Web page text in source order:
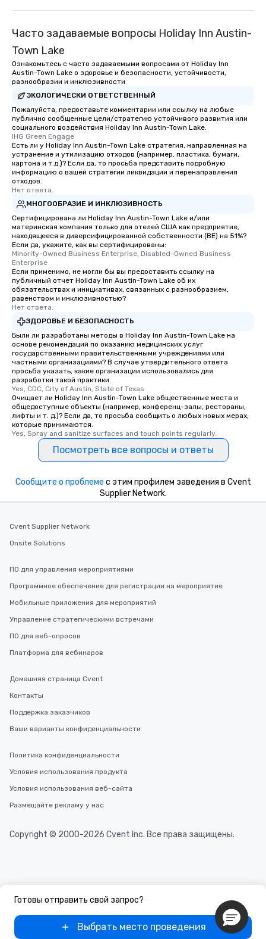
Часто задаваемые вопросы Holiday Inn Austin-
Town Lake
Ознакомьтесь с часто задаваемыми вопросами от Holiday Inn
Austin-Town Lake о здоровье и безопасности, устойчивости,
разнообразии и инклюзивности
ЭКОЛОГИЧЕСКИ ОТВЕТСТВЕННЫЙ
Пожалуйста, предоставьте комментарии или ссылку на любые
публично сообщенные цели/стратегию устойчивого развития или
социального воздействия Holiday Inn Austin-Town Lake.
IHG Green Engage
Есть ли у Holiday Inn Austin-Town Lake стратегия, направленная на
устранение и утилизацию отходов (например, пластика, бумаги,
картона и т.д.)? Если да, то просьба представить подробную
информацию о вашей стратегии ликвидации и перенаправления
отходов.
Нет ответа.
МНОГООБРАЗИЕ И ИНКЛЮЗИВНОСТЬ
Сертифицирована ли Holiday Inn Austin-Town Lake и/или
материнская компания только для отелей США как предприятие,
находящееся в диверсифицированной собственности (BE) на 51%?
Если да, укажите, как вы сертифицированы:
Minority-Owned Business Enterprise, Disabled-Owned Business
Enterprise
Если применимо, не могли бы вы предоставить ссылку на
публичный отчет Holiday Inn Austin-Town Lake об их
обязательствах и инициативах, связанных с разнообразием,
равенством и инклюзивностью?
Нет ответа.
ЗДОРОВЬЕ И БЕЗОПАСНОСТЬ
Были ли разработаны методы в Holiday Inn Austin-Town Lake на
основе рекомендаций по оказанию медицинских услуг
государственными правительственными учреждениями или
частными организациями? В случае утвердительного ответа
просьба указать, какие организации использовались для
разработки такой практики.
Yes, CDC, City of Austin, State of Texas
Очищает ли Holiday Inn Austin-Town Lake общественные места и
общедоступные объекты (например, конференц-залы, рестораны,
лифты и т. д.)? Если да, то просьба сообщить о любых новых мерах,
которые принимаются.
Yes, Spray and sanitize surfaces and touch points regularly.
Посмотреть все вопросы и ответы
Готовы отправить свой запрос?
Выбрать место проведения
Сообщите о проблеме с этим профилем заведения в Cvent
Supplier Network.
Cvent Supplier Network
Onsite Solutions
ПО для управления мероприятиями
Программное обеспечение для регистрации на мероприятие
Мобильные приложения для мероприятий
Управление стратегическими встречами
ПО для веб-опросов
Платформа для вебинаров
Домашняя страница Cvent
Контакты
Поддержка заказчиков
Ваши варианты конфиденциальности
Политика конфиденциальности
Условия использования продукта
Условия использования веб-сайта
Размещайте рекламу у нас
Copyright © 2000-2026 Cvent Inc. Все права защищены.